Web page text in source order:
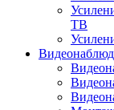
ТВ